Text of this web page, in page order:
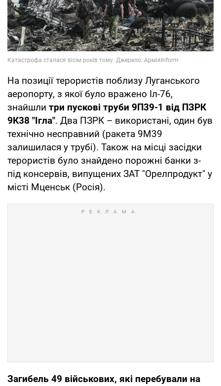
На позиції терористів поблизу Луганського
аеропорту, з якої було вражено Іл-76,
знайшли три пускові труби 9П39-1 від ПЗРК
9К38 "Ігла". Два ПЗРК – використані, один був
технічно несправний (ракета 9М39
залишилася у трубі). Також на місці засідки
терористів було знайдено порожні банки з-
під консервів, випущених ЗАТ "Орелпродукт" у
місті Мценськ (Росія).
Загибель 49 військових, які перебували на